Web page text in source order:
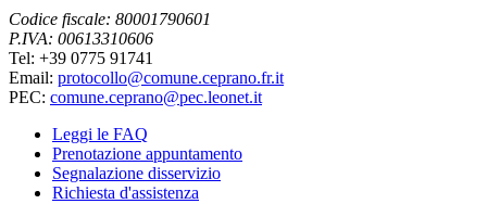
Codice fiscale: 80001790601
P.IVA: 00613310606
Tel: +39 0775 91741
Email: protocollo@comune.ceprano.fr.it
PEC: comune.ceprano@pec.leonet.it
Leggi le FAQ
Prenotazione appuntamento
Segnalazione disservizio
Richiesta d'assistenza